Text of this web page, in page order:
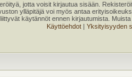
jotta voisit kirjautua sisään.
ylläpitäjä voi myös antaa
käytännöt ennen kirjautumista.
Käyttöehdot| Yksityisyyden